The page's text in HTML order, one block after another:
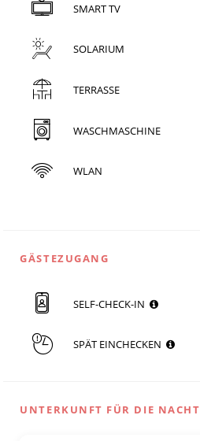
SMART TV
SOLARIUM
TERRASSE
WASCHMASCHINE
WLAN
GÄSTEZUGANG
SELF-CHECK-IN
SPÄT EINCHECKEN
UNTERKUNFT FÜR DIE NACHT